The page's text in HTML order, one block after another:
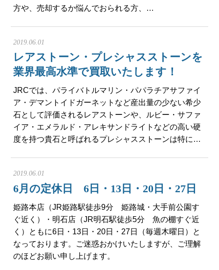
方や、売却するか悩んでおられる方、…
2019.06.01
レアストーン・プレシャスストーンを
業界最高水準で買取いたします！
JRCでは、パライバトルマリン・パパラチアサファイ
ア・デマントイドガーネットなど産出量の少ない希少
石として評価されるレアストーンや、ルビー・サファ
イア・エメラルド・アレキサンドライトなどの高い硬
度を持つ貴石と呼ばれるプレシャスストーンは特に…
2019.06.01
6月の定休日 6日・13日・20日・27日
姫路本店（JR姫路駅徒歩9分 姫路城・大手前公園す
ぐ近く）・明石店（JR明石駅徒歩5分 魚の棚すぐ近
く）ともに6日・13日・20日・27日（毎週木曜日）と
なっております。ご迷惑おかけいたしますが、ご理解
のほどお願い申し上げます。